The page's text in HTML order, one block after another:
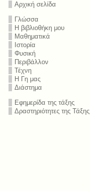
Αρχική σελίδα
Γλώσσα
Η βιβλιοθήκη μου
Μαθηματικά
Ιστορία
Φυσική
Περιβάλλον
Τέχνη
Η Γη μας
Διάστημα
Εφημερίδα της τάξης
Δραστηριότητες της Τάξης